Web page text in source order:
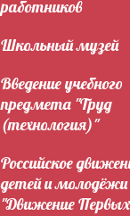
работников
Школьный музей
Введение учебного
предмета "Труд
(технология)"
Российское
детей и молодёжи
"Движение